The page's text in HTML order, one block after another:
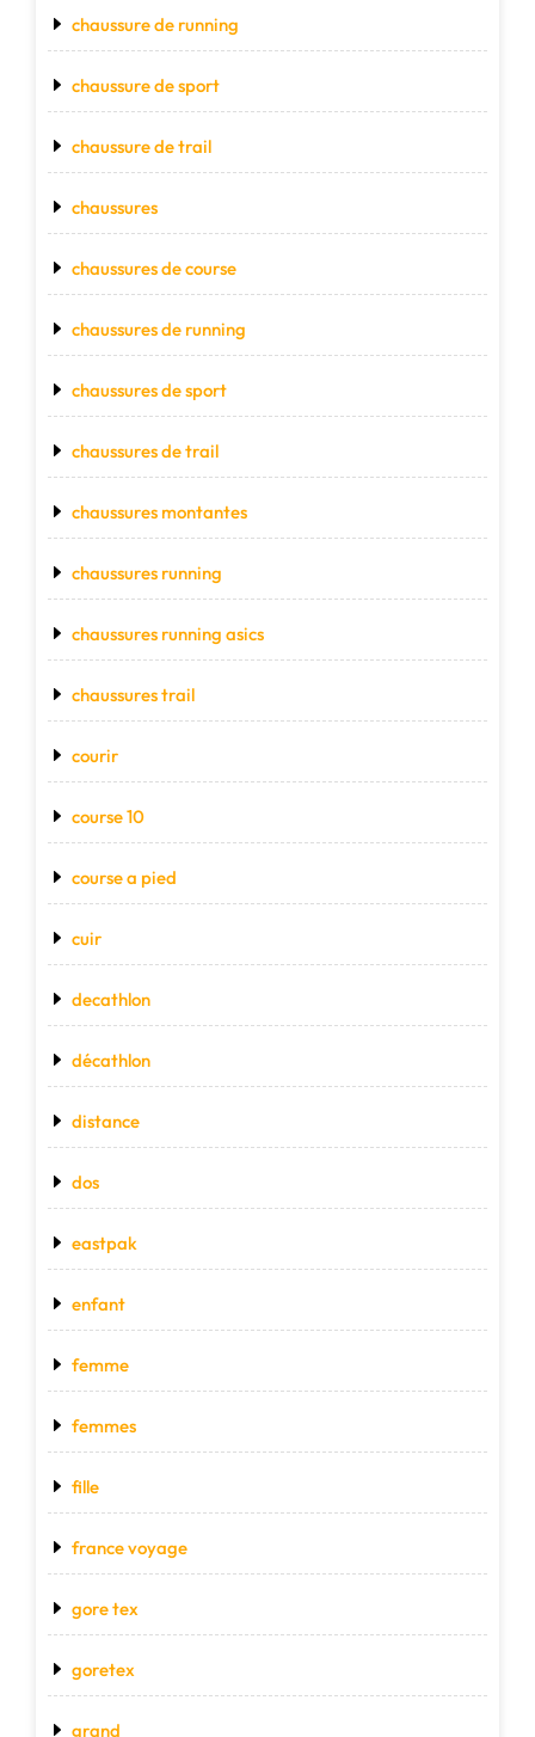
chaussure de running
chaussure de sport
chaussure de trail
chaussures
chaussures de course
chaussures de running
chaussures de sport
chaussures de trail
chaussures montantes
chaussures running
chaussures running asics
chaussures trail
courir
course 10
course a pied
cuir
decathlon
décathlon
distance
dos
eastpak
enfant
femme
femmes
fille
france voyage
gore tex
goretex
grand